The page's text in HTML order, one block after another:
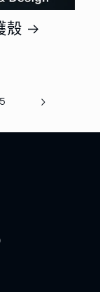
殼
5